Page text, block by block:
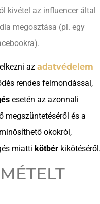
kivétel az influencer által
megosztása (pl. egy
az adatvédelem
rendes felmondással,
esetén az azonnali
megszüntetéséről és a
okokról,
miatti kötbér